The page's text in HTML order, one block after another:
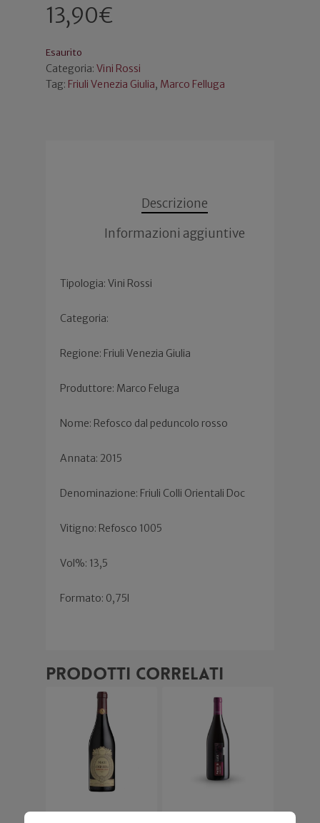
13,90€
Esaurito
Categoria: Vini Rossi
Tag: Friuli Venezia Giulia, Marco Felluga
Descrizione
Informazioni aggiuntive
Tipologia: Vini Rossi
Categoria:
Regione: Friuli Venezia Giulia
Produttore: Marco Feluga
Nome: Refosco dal peduncolo rosso
Annata: 2015
Denominazione: Friuli Colli Orientali Doc
Vitigno: Refosco 1005
Vol%: 13,5
Formato: 0,75l
Prodotti correlati